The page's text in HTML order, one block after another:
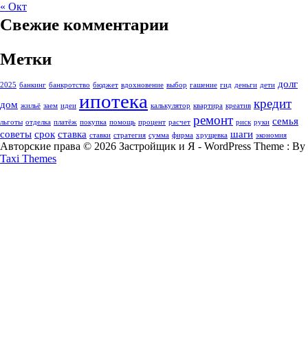
« Окт
Свежие комментарии
Метки
2025 банкинг банкротство бюджет вдохновение выбор гашение гид деньги дети долг
дом жильё заем идеи ипотека калькулятор квартира креатив кредит
льготы отделка платёж покупка помощь процент расчет ремонт риск руки семья
советы срок ставка ставки стратегия сумма фирма хрущевка шаги экономия
Авторские права © 2026 Застройщик и Я - WordPress Theme : By
Taxi Themes